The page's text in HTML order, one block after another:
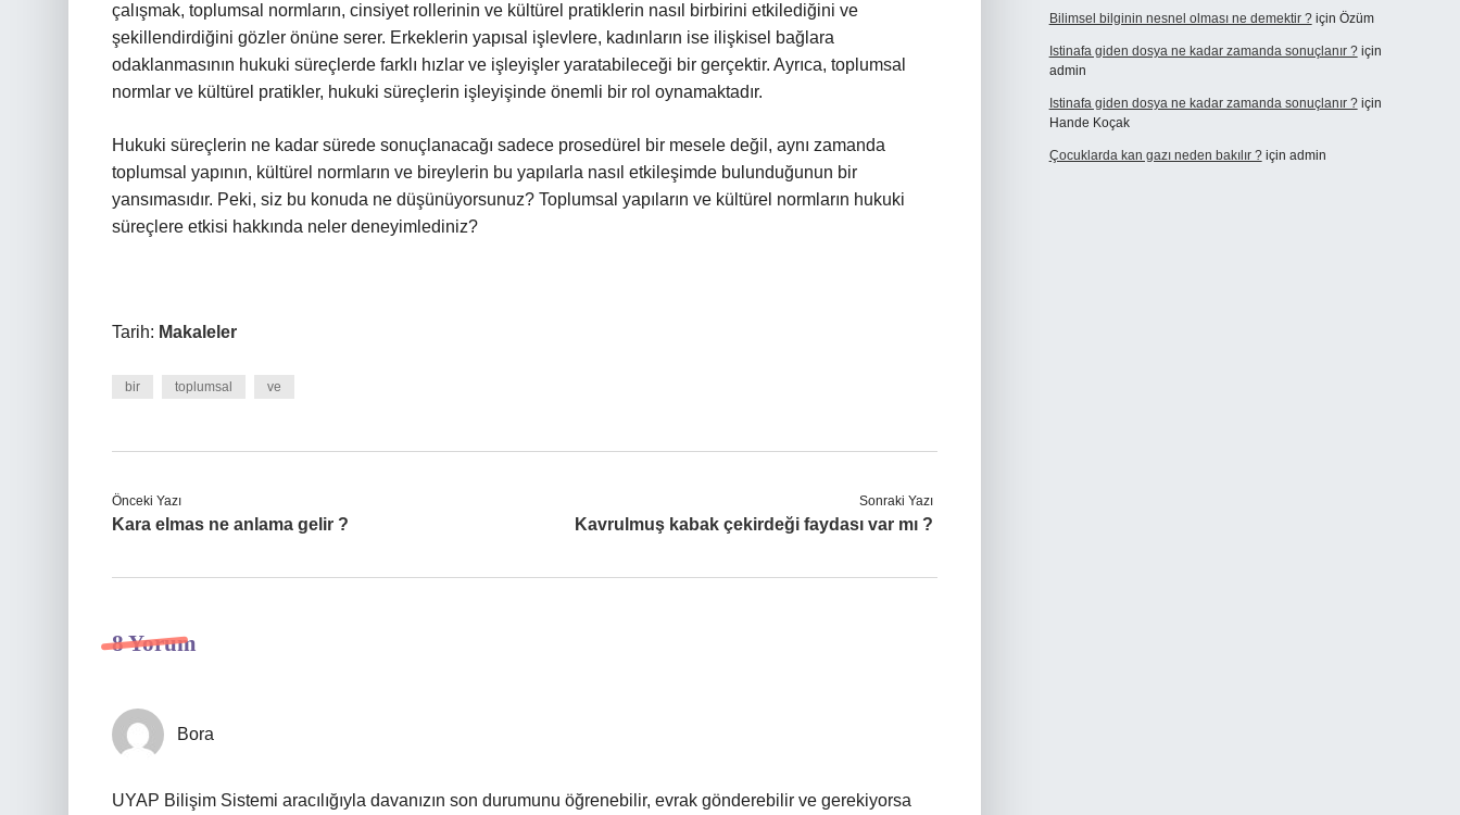
çalışmak, toplumsal normların, cinsiyet rollerinin ve kültürel pratiklerin nasıl birbirini etkilediğini ve
şekillendirdiğini gözler önüne serer. Erkeklerin yapısal işlevlere, kadınların ise ilişkisel bağlara
odaklanmasının hukuki süreçlerde farklı hızlar ve işleyişler yaratabileceği bir gerçektir. Ayrıca, toplumsal
normlar ve kültürel pratikler, hukuki süreçlerin işleyişinde önemli bir rol oynamaktadır.
Hukuki süreçlerin ne kadar sürede sonuçlanacağı sadece prosedürel bir mesele değil, aynı zamanda
toplumsal yapının, kültürel normların ve bireylerin bu yapılarla nasıl etkileşimde bulunduğunun bir
yansımasıdır. Peki, siz bu konuda ne düşünüyorsunuz? Toplumsal yapıların ve kültürel normların hukuki
süreçlere etkisi hakkında neler deneyimlediniz?
Tarih: Makaleler
bir toplumsal ve
Önceki Yazı
Kara elmas ne anlama gelir ?
Sonraki Yazı
Kavrulmuş kabak çekirdeği faydası var mı ?
8 Yorum
Bora
UYAP Bilişim Sistemi aracılığıyla davanızın son durumunu öğrenebilir, evrak gönderebilir ve gerekiyorsa
Bilimsel bilginin nesnel olması ne demektir ?için Özüm
Istinafa giden dosya ne kadar zamanda sonuçlanır ?için
admin
Istinafa giden dosya ne kadar zamanda sonuçlanır ?için
Hande Koçak
Çocuklarda kan gazı neden bakılır ?için admin